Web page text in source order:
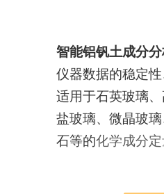
智能铝钒土成分
仪器数据的稳定
适用于石英玻璃
盐玻璃、微晶玻
石等的化学成分定